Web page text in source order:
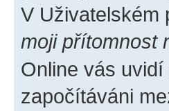
V Uživatelském
moji přítomnost
Online vás
započítáváni